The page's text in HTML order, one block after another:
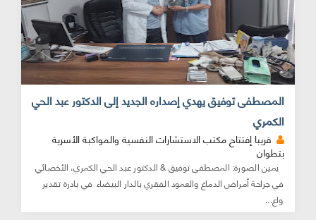
المصطفى توفيق يهدي إصداره الجديد إلى الدكتور عبد الحي
الكمري
قريبا إفتتاح مكتب الاستشارات النفسية والمواكبة الأسرية
بتطوان
يمين الصورة: المصطفى توفيق & الدكتور عبد الحي الكمري، الأخصائي
في جراحة أمراض الدماغ والعمود الفقري بالدار البيضاء في بادرة تقدير
واع...